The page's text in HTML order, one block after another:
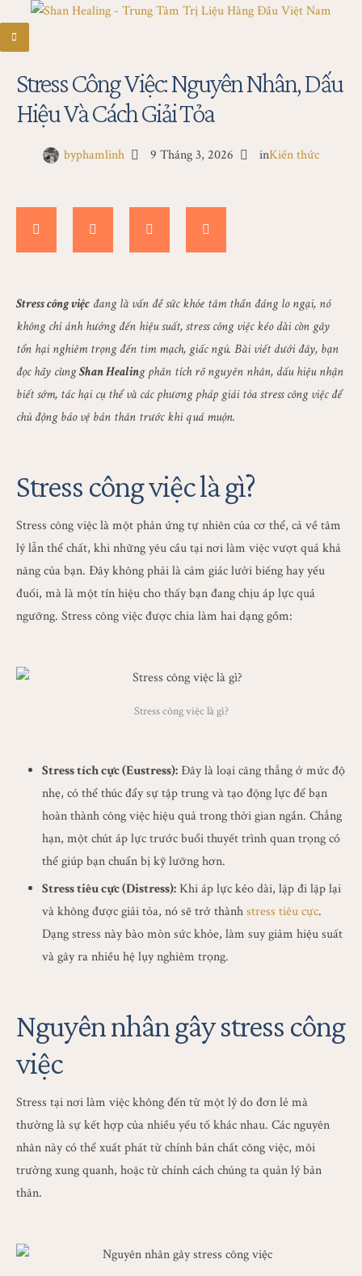
Stress Công Việc: Nguyên Nhân, Dấu
Hiệu Và Cách Giải Tỏa
byphamlinh 9 Tháng 3, 2026 inKiến thức
Stress công việc đang là vấn đề sức khỏe tâm thần đáng lo ngại, nó
không chỉ ảnh hưởng đến hiệu suất, stress công việc kéo dài còn gây
tổn hại nghiêm trọng đến tim mạch, giấc ngủ. Bài viết dưới đây, bạn
đọc hãy cùngShan Healing phân tích rõ nguyên nhân, dấu hiệu nhận
biết sớm, tác hại cụ thể và các phương pháp giải tỏa stress công việc để
chủ động bảo vệ bản thân trước khi quá muộn.
Stress công việc là gì?
Stress công việc là một phản ứng tự nhiên của cơ thể, cả về tâm
lý lẫn thể chất, khi những yêu cầu tại nơi làm việc vượt quá khả
năng của bạn. Đây không phải là cảm giác lười biếng hay yếu
đuối, mà là một tín hiệu cho thấy bạn đang chịu áp lực quá
ngưỡng. Stress công việc được chia làm hai dạng gồm:
Stress công việc là gì?
Stress tích cực (Eustress): Đây là loại căng thẳng ở mức độ
nhẹ, có thể thúc đẩy sự tập trung và tạo động lực để bạn
hoàn thành công việc hiệu quả trong thời gian ngắn. Chẳng
hạn, một chút áp lực trước buổi thuyết trình quan trọng có
thể giúp bạn chuẩn bị kỹ lưỡng hơn.
Stress tiêu cực (Distress):Khi áp lực kéo dài, lặp đi lặp lại
và không được giải tỏa, nó sẽ trở thànhstress tiêu cực.
Dạng stress này bào mòn sức khỏe, làm suy giảm hiệu suất
và gây ra nhiều hệ lụy nghiêm trọng.
Nguyên nhân gây stress công
việc
Stress tại nơi làm việc không đến từ một lý do đơn lẻ mà
thường là sự kết hợp của nhiều yếu tố khác nhau. Các nguyên
nhân này có thể xuất phát từ chính bản chất công việc, môi
trường xung quanh, hoặc từ chính cách chúng ta quản lý bản
thân.